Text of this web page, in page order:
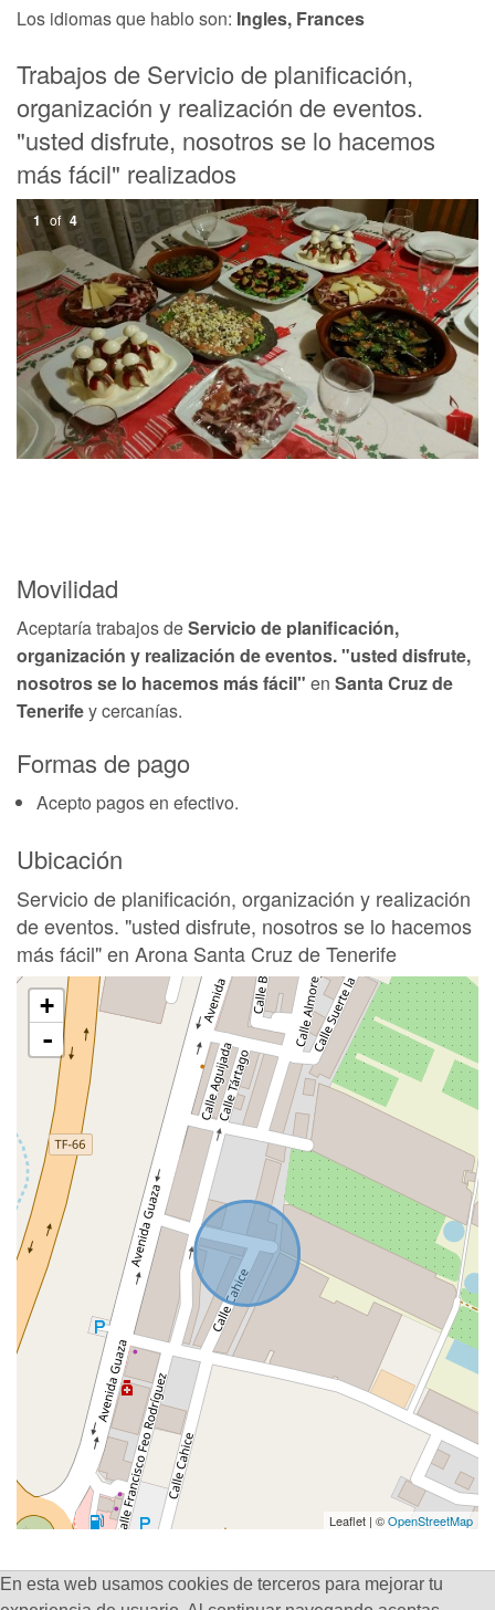
Los idiomas que hablo son: Ingles, Frances
Trabajos de Servicio de planificación,
organización y realización de eventos.
"usted disfrute, nosotros se lo hacemos
más fácil" realizados
1 of 4
Movilidad
Aceptaría trabajos deServicio de planificación,
organización y realización de eventos. "usted disfrute,
nosotros se lo hacemos más fácil" en Santa Cruz de
Tenerifey cercanías.
Formas de pago
Acepto pagos en efectivo.
Ubicación
Servicio de planificación, organización y realización
de eventos. "usted disfrute, nosotros se lo hacemos
más fácil" en Arona Santa Cruz de Tenerife
+
-
Leaflet | ©OpenStreetMap
En esta web usamos cookies de terceros para mejorar tu